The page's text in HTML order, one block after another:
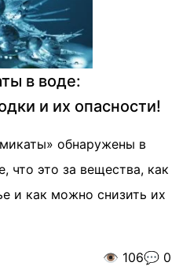
в воде:
и их опасности!
обнаружены в
что это за вещества, как
и как можно снизить их
👁️ 106💬 0